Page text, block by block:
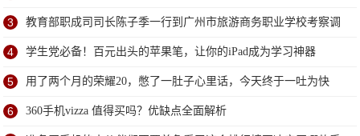
3 教育部职成司司长陈子季一行到广州市旅游商务职业学校考察调
研
4 学生党必备！百元出头的苹果笔，让你的iPad成为学习神器
5 用了两个月的荣耀20，憋了一肚子心里话，今天终于一吐为快
6 360手机vizza 值得买吗？优缺点全面解析